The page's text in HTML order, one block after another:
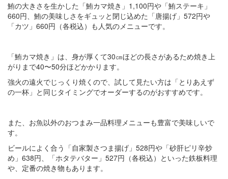
鮪の大きさを生かした「鮪カマ焼き」1,100円や「鮪ステーキ」
660円、鮪の美味しさをギュッと閉じ込めた「唐揚げ」572円や
「カツ」660円（各税込）も人気のメニューです。
「鮪カマ焼き」は、身が厚くて30㎝ほどの長さがあるため焼き上
がりまで40〜50分ほどかかります。
強火の遠火でじっくり焼くので、試して見たい方は「とりあえず
の一杯」と同じタイミングでオーダーするのがおすすめです。
また、お魚以外のおつまみ一品料理メニューも豊富で美味しいで
す。
ビールによく合う「自家製さつま揚げ」528円や「砂肝ピリ辛炒
め」638円、「ホタテバター」527円（各税込）といった鉄板料理
や、定番の焼き物もあります。